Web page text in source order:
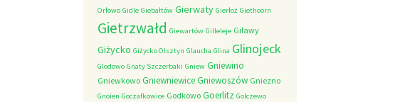
Orłowo Gidle Giebałtów Gierwaty Gierłoż Giethoorn
Gietrzwałd Giewartów Gilleleje Giławy
Giżycko Giżycko Olsztyn Glaucha Glina Glinojeck
Glodowo Gnaty Szczerbaki Gniew Gniewino
Gniewkowo GniewniewiceGniewoszów Gniezno
Gnoien Goczałkowice Godkowo Goerlitz Golczewo